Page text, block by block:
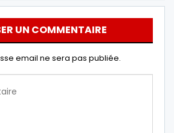
UN COMMENTAIRE
email ne sera pas publiée.